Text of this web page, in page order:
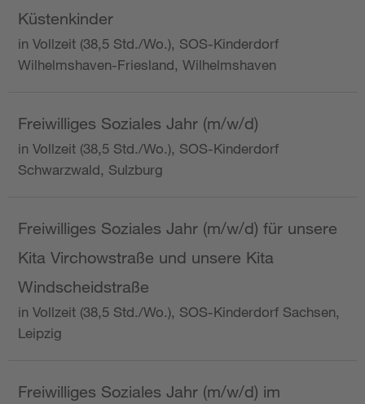
Küstenkinder
in Vollzeit (38,5 Std./Wo.), SOS-Kinderdorf
Wilhelmshaven-Friesland, Wilhelmshaven
Freiwilliges Soziales Jahr (m/w/d)
in Vollzeit (38,5 Std./Wo.), SOS-Kinderdorf
Schwarzwald, Sulzburg
Freiwilliges Soziales Jahr (m/w/d) für unsere
Kita Virchowstraße und unsere Kita
Windscheidstraße
in Vollzeit (38,5 Std./Wo.), SOS-Kinderdorf Sachsen,
Leipzig
Freiwilliges Soziales Jahr (m/w/d) im